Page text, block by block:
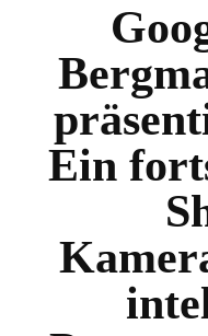
Ein